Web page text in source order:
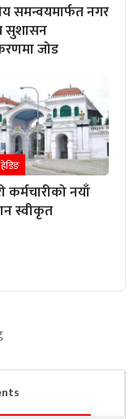
समन्वयमार्फत नगर
सुशासन
जोड
कर्मचारीको नयाँ
स्वीकृत